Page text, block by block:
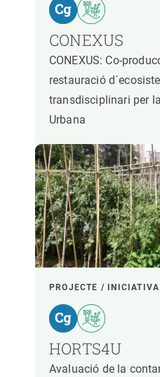
CONEXUS
CONEXUS: Co-
restauració
transdisciplinari per
Urbana
PROJECTE / INICIATIVA
HORTS4U
Avaluació de la